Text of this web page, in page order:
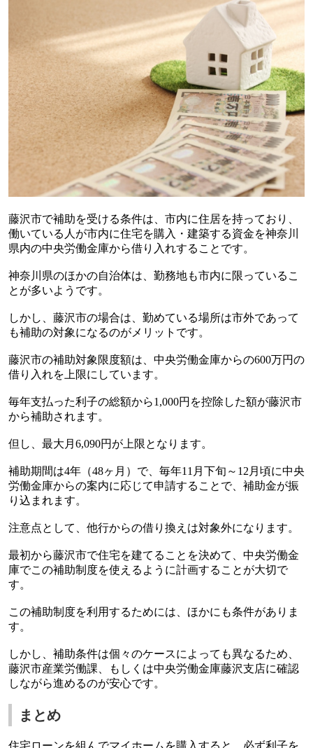
藤沢市で補助を受ける条件は、市内に住居を持っており、
働いている人が市内に住宅を購入・建築する資金を神奈川
県内の中央労働金庫から借り入れすることです。
神奈川県のほかの自治体は、勤務地も市内に限っているこ
とが多いようです。
しかし、藤沢市の場合は、勤めている場所は市外であって
も補助の対象になるのがメリットです。
藤沢市の補助対象限度額は、中央労働金庫からの600万円の
借り入れを上限にしています。
毎年支払った利子の総額から1,000円を控除した額が藤沢市
から補助されます。
但し、最大月6,090円が上限となります。
補助期間は4年（48ヶ月）で、毎年11月下旬～12月頃に中央
労働金庫からの案内に応じて申請することで、補助金が振
り込まれます。
注意点として、他行からの借り換えは対象外になります。
最初から藤沢市で住宅を建てることを決めて、中央労働金
庫でこの補助制度を使えるように計画することが大切で
す。
この補助制度を利用するためには、ほかにも条件がありま
す。
しかし、補助条件は個々のケースによっても異なるため、
藤沢市産業労働課、もしくは中央労働金庫藤沢支店に確認
しながら進めるのが安心です。
まとめ
住宅ローンを組んでマイホームを購入すると、必ず利子を